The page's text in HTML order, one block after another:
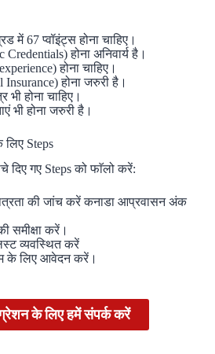
में 67 प्वॉइंट्स होना चाहिए।
होना अनिवार्य है।
होना चाहिए।
Insurance) होना जरुरी है।
होना चाहिए।
भी होना जरुरी है।
Steps
गए Steps को फाॅलो करें:
की जांच करें कनाडा आप्रवासन अंक
समीक्षा करें।
व्यवस्थित करें
के लिए आवेदन करें।
के लिए हमें संपर्क करें